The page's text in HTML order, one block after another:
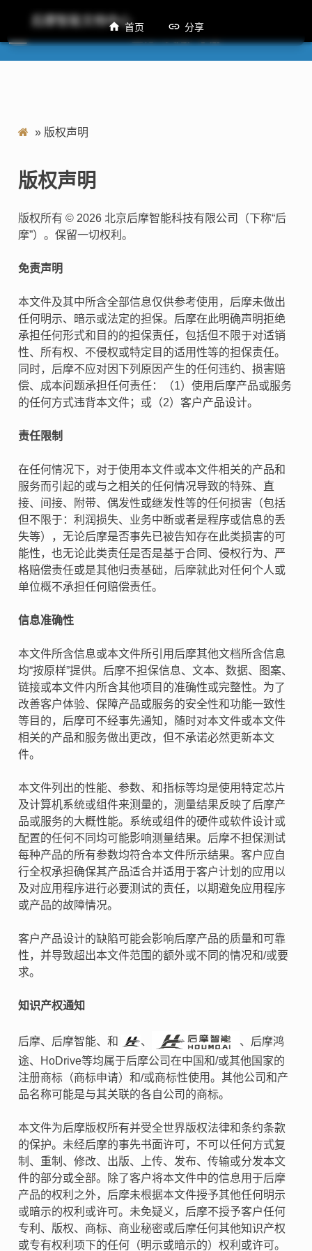
后摩智能文档中心
M50量化工具用户手册
» 版权声明
版权声明
版权所有 © 2026 北京后摩智能科技有限公司（下称“后
摩”）。保留一切权利。
免责声明
本文件及其中所含全部信息仅供参考使用，后摩未做出
任何明示、暗示或法定的担保。后摩在此明确声明拒绝
承担任何形式和目的的担保责任，包括但不限于对适销
性、所有权、不侵权或特定目的适用性等的担保责任。
同时，后摩不应对因下列原因产生的任何违约、损害赔
偿、成本问题承担任何责任：（1）使用后摩产品或服务
的任何方式违背本文件；或（2）客户产品设计。
责任限制
在任何情况下，对于使用本文件或本文件相关的产品和
服务而引起的或与之相关的任何情况导致的特殊、直
接、间接、附带、偶发性或继发性等的任何损害（包括
但不限于：利润损失、业务中断或者是程序或信息的丢
失等），无论后摩是否事先已被告知存在此类损害的可
能性，也无论此类责任是否是基于合同、侵权行为、严
格赔偿责任或是其他归责基础，后摩就此对任何个人或
单位概不承担任何赔偿责任。
信息准确性
本文件所含信息或本文件所引用后摩其他文档所含信息
均“按原样”提供。后摩不担保信息、文本、数据、图案、
链接或本文件内所含其他项目的准确性或完整性。为了
改善客户体验、保障产品或服务的安全性和功能一致性
等目的，后摩可不经事先通知，随时对本文件或本文件
相关的产品和服务做出更改，但不承诺必然更新本文
件。
本文件列出的性能、参数、和指标等均是使用特定芯片
及计算机系统或组件来测量的，测量结果反映了后摩产
品或服务的大概性能。系统或组件的硬件或软件设计或
配置的任何不同均可能影响测量结果。后摩不担保测试
每种产品的所有参数均符合本文件所示结果。客户应自
行全权承担确保其产品适合并适用于客户计划的应用以
及对应用程序进行必要测试的责任，以期避免应用程序
或产品的故障情况。
客户产品设计的缺陷可能会影响后摩产品的质量和可靠
性，并导致超出本文件范围的额外或不同的情况和/或要
求。
知识产权通知
后摩、后摩智能、和 、
、后摩鸿
途、HoDrive等均属于后摩公司在中国和/或其他国家的
注册商标（商标申请）和/或商标性使用。其他公司和产
品名称可能是与其关联的各自公司的商标。
本文件为后摩版权所有并受全世界版权法律和条约条款
的保护。未经后摩的事先书面许可，不可以任何方式复
制、重制、修改、出版、上传、发布、传输或分发本文
件的部分或全部。除了客户将本文件中的信息用于后摩
产品的权利之外，后摩未根据本文件授予其他任何明示
或暗示的权利或许可。未免疑义，后摩不授予客户任何
专利、版权、商标、商业秘密或后摩任何其他知识产权
或专有权利项下的任何（明示或暗示的）权利或许可。
首页 分享